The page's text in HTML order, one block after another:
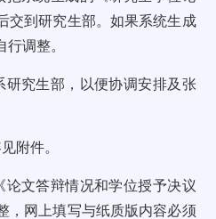
交到研究生部。如果系统生成
调整。
究生部，以便协调安排及张
附件。
文答辩情况和学位授予决议
，网上填写与纸质版内容必须